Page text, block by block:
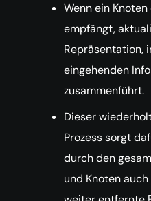
Wenn ein
empfängt,
Repräsentation,
eingehenden
zusammenführt.
Dieser
Prozess sorgt
durch den
und Knoten